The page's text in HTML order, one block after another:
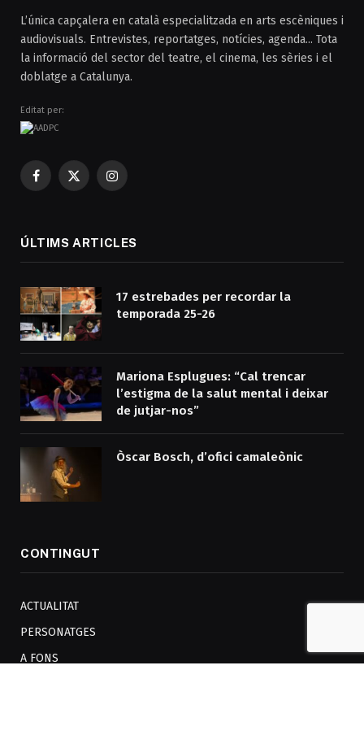
L’única capçalera en català especialitzada en arts escèniques i
audiovisuals. Entrevistes, reportatges, notícies, agenda... Tota
la informació del sector del teatre, el cinema, les sèries i el
doblatge a Catalunya.
Editat per:
Facebook
X
Instagram
ÚLTIMS ARTICLES
17 estrebades per recordar la
temporada 25-26
Mariona Esplugues: “Cal trencar
l’estigma de la salut mental i deixar
de jutjar-nos”
Òscar Bosch, d’ofici camaleònic
CONTINGUT
ACTUALITAT
PERSONATGES
A FONS